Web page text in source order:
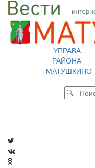
УПРАВА
РАЙОНА
МАТУШКИНО